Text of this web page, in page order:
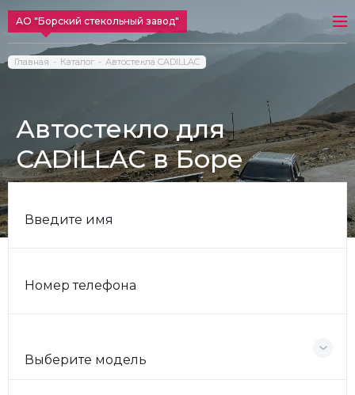
АО "Борский стекольный завод"
Главная Каталог Автостекла CADILLAC
Автостекло для
CADILLAC в Боре
Введите имя
Номер телефона
Выберите модель